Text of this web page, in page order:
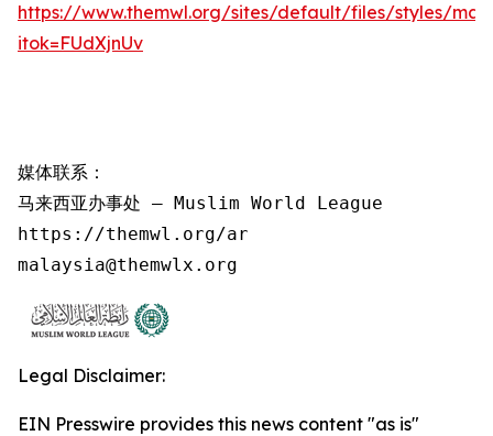
https://www.themwl.org/sites/default/files/styles/
itok=FUdXjnUv
媒体联系：
马来西亚办事处 – Muslim World League
https://themwl.org/ar
malaysia@themwlx.org
Legal Disclaimer:
EIN Presswire provides this news content "as is"